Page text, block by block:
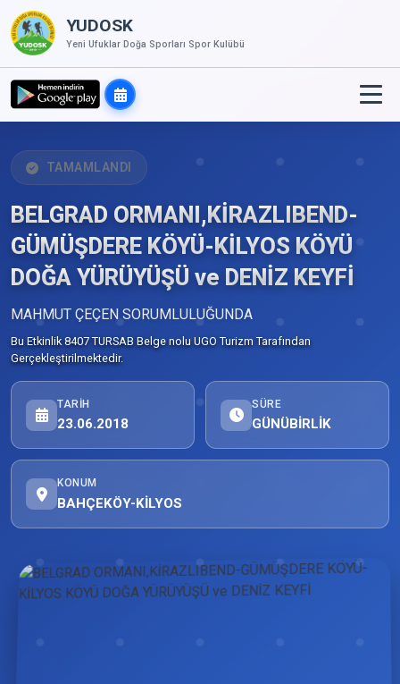
YUDOSK
Yeni Ufuklar Doğa Sporları Spor Kulübü
TAMAMLANDI
BELGRAD ORMANI,KİRAZLIBEND-
GÜMÜŞDERE KÖYÜ-KİLYOS KÖYÜ
DOĞA YÜRÜYÜŞÜ ve DENİZ KEYFİ
MAHMUT ÇEÇEN SORUMLULUĞUNDA
Bu Etkinlik 8407 TURSAB Belge nolu UGO Turizm Tarafından
Gerçekleştirilmektedir.
TARIH
23.06.2018
SÜRE
GÜNÜBİRLİK
KONUM
BAHÇEKÖY-KİLYOS